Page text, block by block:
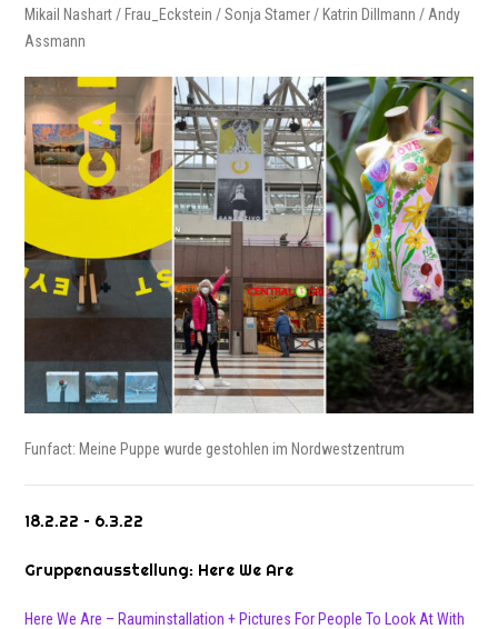
Mikail Nashart / Frau_Eckstein / Sonja Stamer / Katrin Dillmann / Andy
Assmann
Funfact: Meine Puppe wurde gestohlen im Nordwestzentrum
18.2.22 – 6.3.22
Gruppenausstellung: Here We Are
Here We Are – Rauminstallation + Pictures For People To Look At With